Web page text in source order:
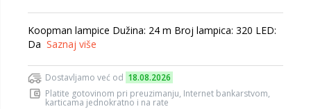
Koopman lampice Dužina: 24 m Broj lampica: 320 LED:
Da Saznaj više
Dostavljamo već od 18.08.2026
Platite gotovinom pri preuzimanju, Internet bankarstvom,
karticama jednokratno i na rate